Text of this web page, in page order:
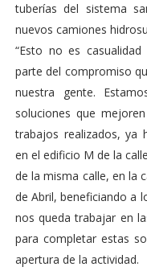
tuberías del sistema
nuevos camiones
“Esto no es
parte del compromiso
nuestra gente.
soluciones que
trabajos realizados, ya
en el edificio M de la
de la misma calle, en la
de Abril, beneficiando a
nos queda trabajar en
para completar estas
apertura de la actividad.